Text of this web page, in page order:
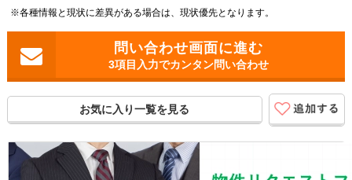
※各種情報と現状に差異がある場合は、現状優先となります。
3項目入力でカンタン問い合わせ
お気に入り一覧を見る